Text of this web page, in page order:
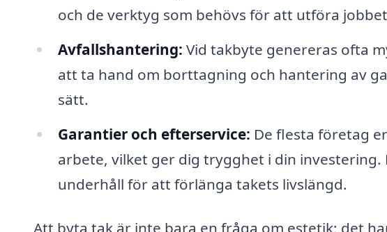
och de verktyg som behövs för att utföra
Avfallshantering: Vid takbyte genereras ofta
att ta hand om borttagning och hantering av
sätt.
Garantier och efterservice: De flesta företag
arbete, vilket ger dig trygghet i din investering.
underhåll för att förlänga takets livslängd.